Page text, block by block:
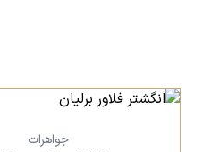
جواهرات